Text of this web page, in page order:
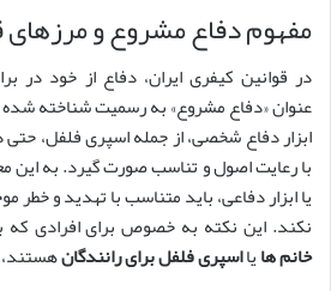
مفهوم دفاع مشروع و مرزهای
در قوانین کیفری ایران، دفاع از خود در
عنوان «دفاع مشروع» به رسمیت شناخته شده
ابزار دفاع شخصی، از جمله اسپری فلفل،
با رعایت اصول و تناسب صورت گیرد. به این
یا ابزار دفاعی، باید متناسب با تهدید و خطر
نکند. این نکته به خصوص برای افرادی که
خانم هایااسپری فلفل برای رانندگان